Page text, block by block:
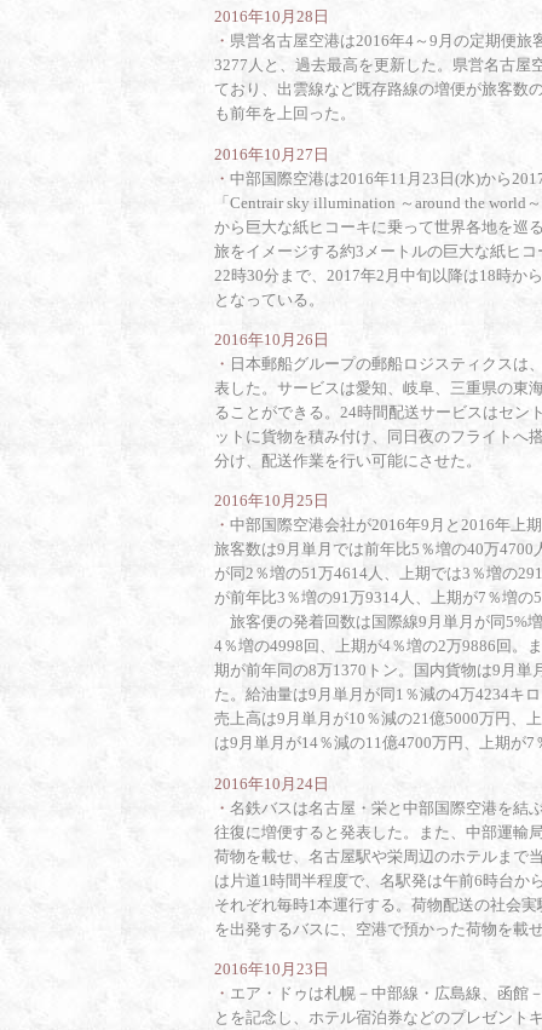
2016年10月28日
・ 県営名古屋空港は2016年4～9月の定期便
3277人と、過去最高を更新した。県営名古
ており、出雲線など既存路線の増便が旅客数
も前年を上回った。
2016年10月27日
・ 中部国際空港は2016年11月23日(水)から
「Centrair sky illumination ～around the
から巨大な紙ヒコーキに乗って世界各地を巡
旅をイメージする約3メートルの巨大な紙ヒ
22時30分まで、2017年2月中旬以降は18時か
となっている。
2016年10月26日
・ 日本郵船グループの郵船ロジスティクスは
表した。サービスは愛知、岐阜、三重県の東
ることができる。24時間配送サービスはセン
ットに貨物を積み付け、同日夜のフライトへ
分け、配送作業を行い可能にさせた。
2016年10月25日
・ 中部国際空港会社が2016年9月と2016年上
旅客数は9月単月では前年比5％増の40万
が同2％増の51万4614人、上期では3％増の
が前年比3％増の91万9314人、上期が7％増の
旅客便の発着回数は国際線9月単月が同5%
4％増の4998回、上期が4％増の2万9886回。
期が前年同の8万1370トン。国内貨物は9月
た。給油量は9月単月が同1％減の4万4234キ
売上高は9月単月が10％減の21億5000万円、
は9月単月が14％減の11億4700万円、上期が
2016年10月24日
・ 名鉄バスは名古屋・栄と中部国際空港を結
往復に増便すると発表した。また、中部運輸
荷物を載せ、名古屋駅や栄周辺のホテルまで
は片道1時間半程度で、名駅発は午前6時台か
それぞれ毎時1本運行する。荷物配送の社会
を出発するバスに、空港で預かった荷物を載
2016年10月23日
・ エア・ドゥは札幌－中部線・広島線、函館
とを記念し、ホテル宿泊券などのプレゼント